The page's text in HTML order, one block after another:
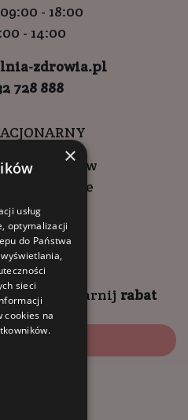
- 18:00
- 14:00
zdrowia.pl
728 888
6, Kraków
Buma Square
otwarcia:
(pon-pt)
(sob)
zgarnij rabat
się
×
usług
optymalizacji
do Państwa
sieci
cookies na